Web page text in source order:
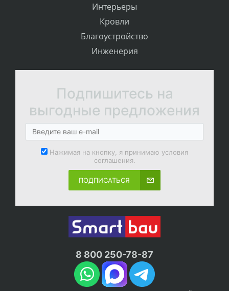
Интерьеры
Кровли
Благоустройство
Инженерия
Подпишитесь на
выгодные предложения
Нажимая на кнопку, я принимаю условия
соглашения.
ПОДПИСАТЬСЯ
8 800 250-78-87